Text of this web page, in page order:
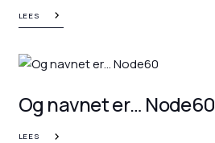
LEES
Og navnet er… Node60
LEES